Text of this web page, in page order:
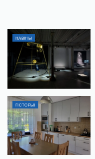
НАВІНЫ
ГІСТОРЫІ